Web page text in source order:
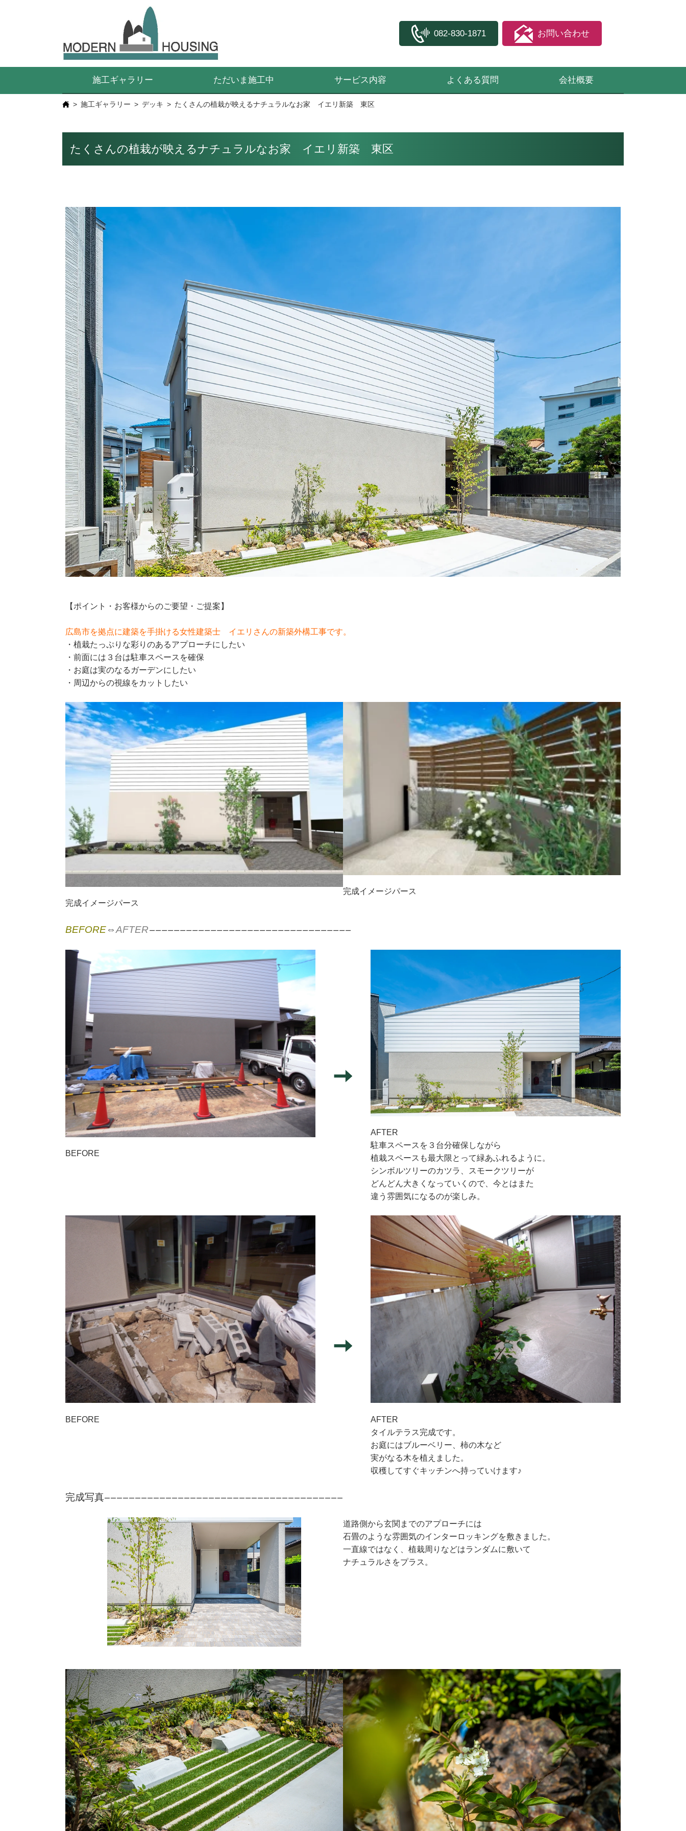
082-830-1871 お問い合わせ
施工ギャラリー ただいま施工中 サービス内容 よくある質問 会社概要
施工ギャラリー デッキ たくさんの植栽が映えるナチュラルなお家 イエリ新築 東区
たくさんの植栽が映えるナチュラルなお家 イエリ新築 東区
【ポイント・お客様からのご要望・ご提案】
広島市を拠点に建築を手掛ける女性建築士 イエリさんの新築外構工事です。
・植栽たっぷりな彩りのあるアプローチにしたい
・前面には３台は駐車スペースを確保
・お庭は実のなるガーデンにしたい
・周辺からの視線をカットしたい
完成イメージパース
完成イメージパース
BEFORE⇔AFTER ーーーーーーーーーーーーーーーーーーーーーーーーーーーーーーーーー
BEFORE
AFTER
駐車スペースを３台分確保しながら
植栽スペースも最大限とって緑あふれるように。
シンボルツリーのカツラ、スモークツリーが
どんどん大きくなっていくので、今とはまた
違う雰囲気になるのが楽しみ。
BEFORE
AFTER
タイルテラス完成です。
お庭にはブルーベリー、柿の木など
実がなる木を植えました。
収穫してすぐキッチンへ持っていけます♪
完成写真ーーーーーーーーーーーーーーーーーーーーーーーーーーーーーーーーーーーーーーー
道路側から玄関までのアプローチには
石畳のような雰囲気のインターロッキングを敷きました。
一直線ではなく、植栽周りなどはランダムに敷いて
ナチュラルさをプラス。